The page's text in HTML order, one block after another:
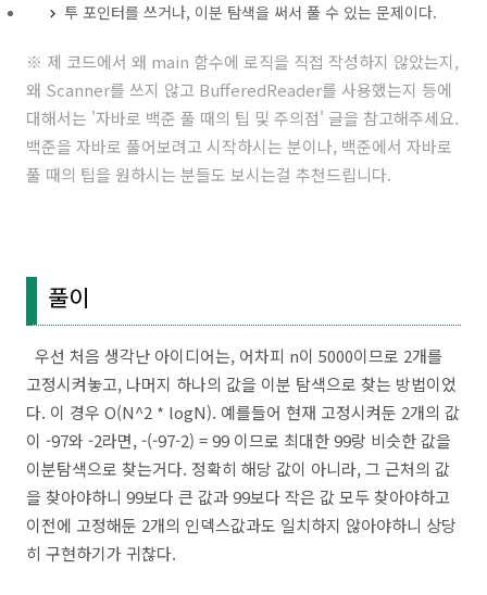
투 포인터를 쓰거나, 이분 탐색을 써서 풀 수 있는 문제이다.
※ 제 코드에서 왜 main 함수에 로직을 직접 작성하지 않았는지,
왜 Scanner를 쓰지 않고 BufferedReader를 사용했는지 등에
대해서는 '자바로 백준 풀 때의 팁 및 주의점' 글을 참고해주세요.
백준을 자바로 풀어보려고 시작하시는 분이나, 백준에서 자바로
풀 때의 팁을 원하시는 분들도 보시는걸 추천드립니다.
풀이
우선 처음 생각난 아이디어는, 어차피 n이 5000이므로 2개를
고정시켜놓고, 나머지 하나의 값을 이분 탐색으로 찾는 방법이었
다. 이 경우 O(N^2 * logN). 예를들어 현재 고정시켜둔 2개의 값
이 -97와 -2라면, -(-97-2) = 99 이므로 최대한 99랑 비슷한 값을
이분탐색으로 찾는거다. 정확히 해당 값이 아니라, 그 근처의 값
을 찾아야하니 99보다 큰 값과 99보다 작은 값 모두 찾아야하고
이전에 고정해둔 2개의 인덱스값과도 일치하지 않아야하니 상당
히 구현하기가 귀찮다.